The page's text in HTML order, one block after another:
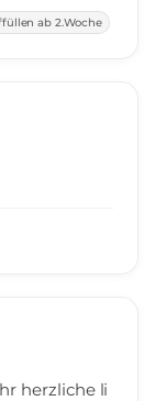
ab 2.Woche
herzliche li